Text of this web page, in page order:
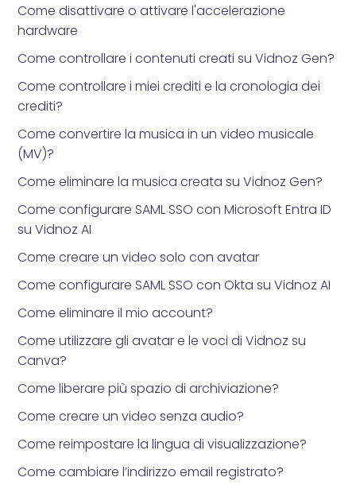
Come disattivare o attivare l'accelerazione
hardware
Come controllare i contenuti creati su Vidnoz Gen?
Come controllare i miei crediti e la cronologia dei
crediti?
Come convertire la musica in un video musicale
(MV)?
Come eliminare la musica creata su Vidnoz Gen?
Come configurare SAML SSO con Microsoft Entra ID
su Vidnoz AI
Come creare un video solo con avatar
Come configurare SAML SSO con Okta su Vidnoz AI
Come eliminare il mio account?
Come utilizzare gli avatar e le voci di Vidnoz su
Canva?
Come liberare più spazio di archiviazione?
Come creare un video senza audio?
Come reimpostare la lingua di visualizzazione?
Come cambiare l’indirizzo email registrato?